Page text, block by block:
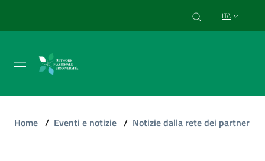
ITA
Chi
Home / Eventi e notizie / Notizie dalla rete dei partner